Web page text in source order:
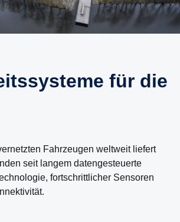
Fahrzeugen weltweit liefert
seit langem datengesteuerte
fortschrittlicher Sensoren